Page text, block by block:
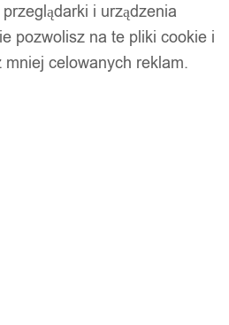
i urządzenia
pozwolisz na te pliki cookie i
celowanych reklam.